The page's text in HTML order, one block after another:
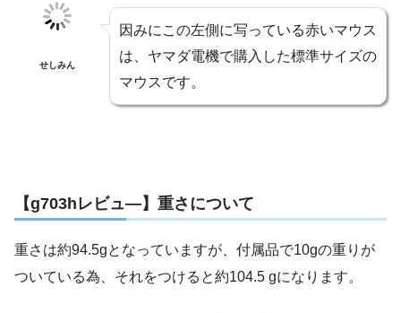
せしみん
因みにこの左側に写っている赤いマウス
は、ヤマダ電機で購入した標準サイズの
マウスです。
【g703hレビュ―】重さについて
重さは約94.5gとなっていますが、付属品で10gの重りが
ついている為、それをつけると約104.5 gになります。